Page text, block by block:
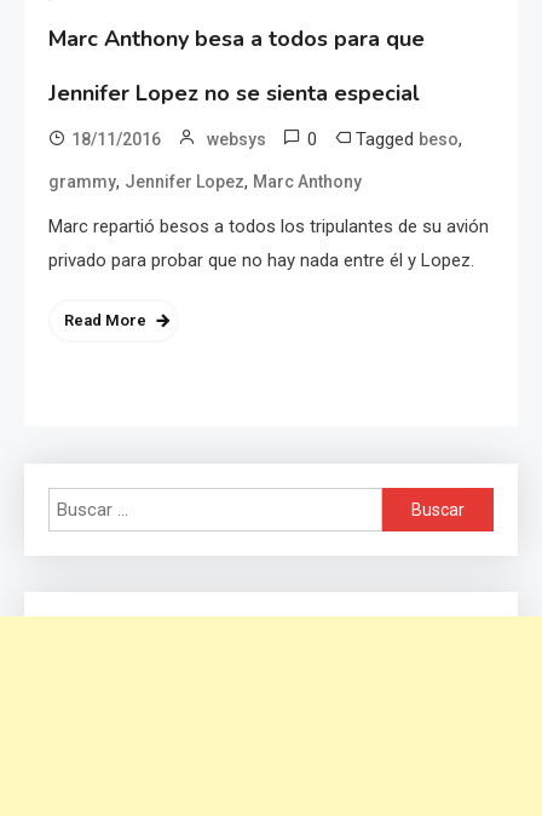
Marc Anthony besa a todos para que
Jennifer Lopez no se sienta especial
18/11/2016 websys 0 Tagged beso,
grammy, Jennifer Lopez, Marc Anthony
Marc repartió besos a todos los tripulantes de su avión
privado para probar que no hay nada entre él y Lopez.
Read More
Buscar: